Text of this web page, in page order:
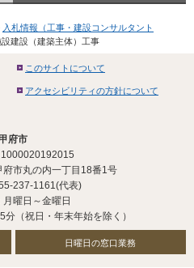
入札情報（工事・建設コンサルタント
建設（建築主体）工事
このサイトについて
アクセシビリティの方針について
府市
市丸の内一丁目18番1号
237-1161(代表)
月曜日～金曜日
（祝日・年末年始を除く）
日曜日の窓口業務